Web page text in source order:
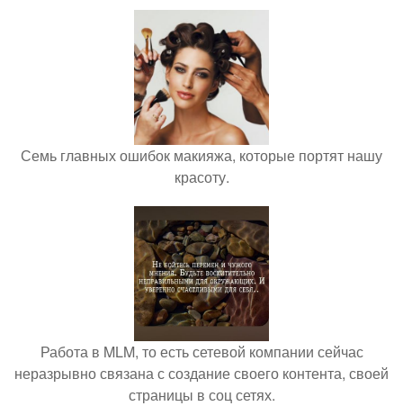
Семь главных ошибок макияжа, которые портят нашу
красоту.
Работа в MLM, то есть сетевой компании сейчас
неразрывно связана с создание своего контента, своей
страницы в соц сетях.